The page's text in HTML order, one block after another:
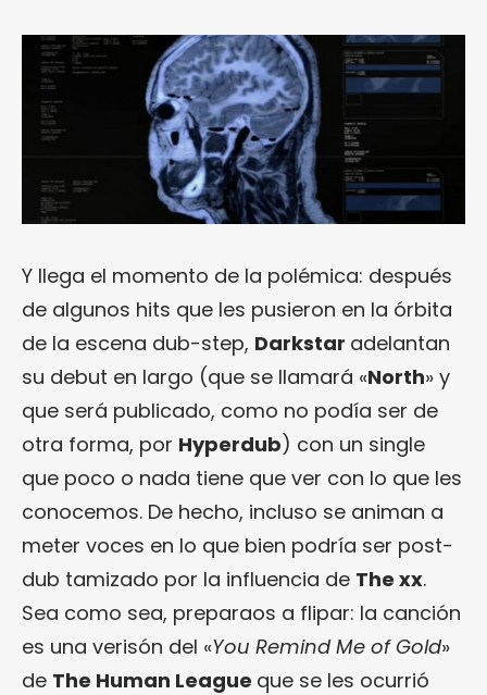
Y llega el momento de la polémica: después
de algunos hits que les pusieron en la órbita
de la escena dub-step, Darkstar adelantan
su debut en largo (que se llamará «North» y
que será publicado, como no podía ser de
otra forma, por Hyperdub) con un single
que poco o nada tiene que ver con lo que les
conocemos. De hecho, incluso se animan a
meter voces en lo que bien podría ser post-
dub tamizado por la influencia de The xx.
Sea como sea, preparaos a flipar: la canción
es una verisón del «You Remind Me of Gold»
de The Human League que se les ocurrió